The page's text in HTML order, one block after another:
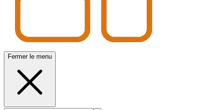
Fermer le menu